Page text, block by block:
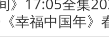
幸福中国年》